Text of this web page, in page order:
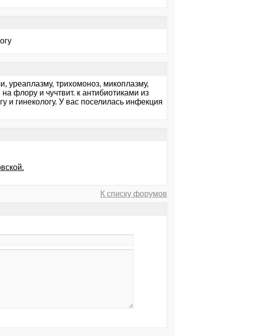
уреаплазму, трихомоноз, микоплазму,
флору и чучтвит. к антибиотиками из
и гинекологу. У вас поселилась инфекция
К списку форумов